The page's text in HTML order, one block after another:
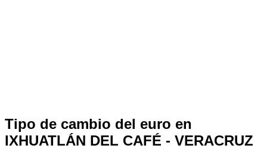
Tipo de cambio del euro en
IXHUATLÁN DEL CAFÉ - VERACRUZ